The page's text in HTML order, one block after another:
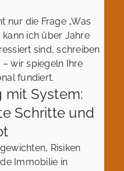
nur die Frage „Was
kann ich über Jahre
sind, schreiben
wir spiegeln Ihre
fundiert.
mit System:
Schritte und
Risiken
Immobilie in